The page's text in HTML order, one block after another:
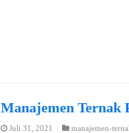
Manajemen Ternak
Juli 31, 2021 manajemen-